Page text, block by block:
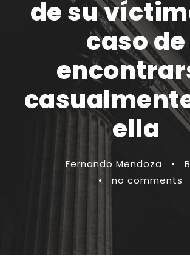
de su
caso de
ella
Fernando Mendoza •
•
no comments